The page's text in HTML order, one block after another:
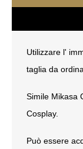
GONNE
PANTALONI
TOP
TUTE
Utilizzare l'
taglia da
Simile Mikasa
Cosplay.
Può essere